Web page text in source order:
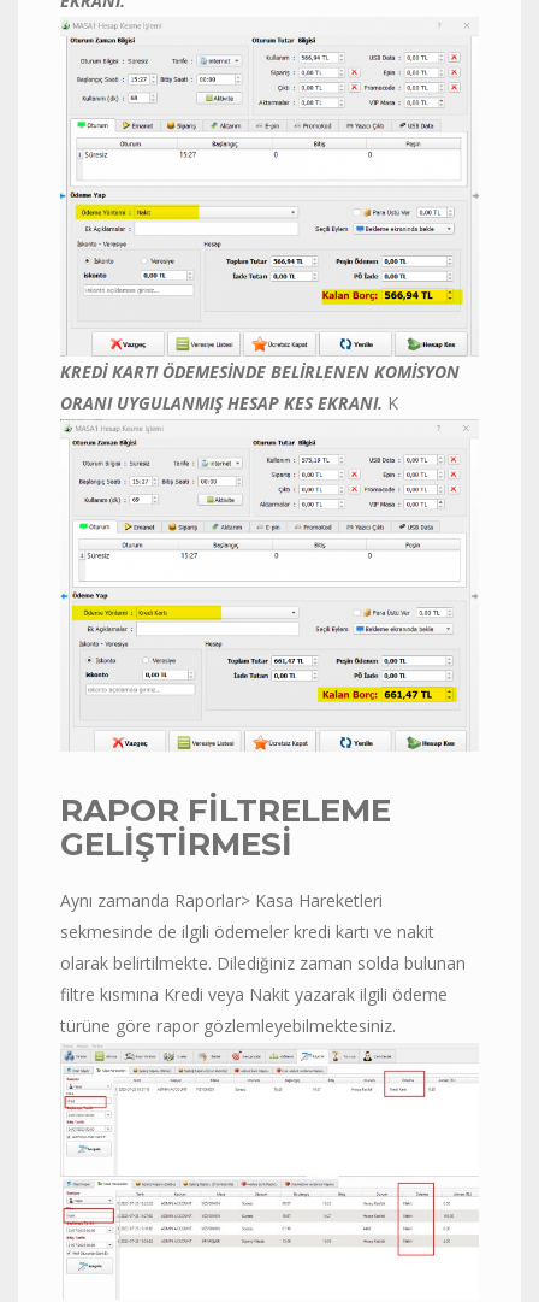
KREDİ KARTI ÖDEMESİNDE BELİRLENEN KOMİSYON
ORANI UYGULANMIŞ HESAP KES EKRANI. K
RAPOR FİLTRELEME
GELİŞTİRMESİ
Aynı zamanda Raporlar> Kasa Hareketleri
sekmesinde de ilgili ödemeler kredi kartı ve nakit
olarak belirtilmekte. Dilediğiniz zaman solda bulunan
filtre kısmına Kredi veya Nakit yazarak ilgili ödeme
türüne göre rapor gözlemleyebilmektesiniz.